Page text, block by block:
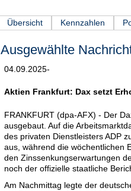
Übersicht Kennzahlen
Ausgewählte
04.09.2025-
Aktien Frankfurt: Dax setzt
FRANKFURT (dpa-AFX) - Der
ausgebaut. Auf die
des privaten Dienstleisters ADP
aus, während die wöchentlichen
den Zinssenkungserwartungen
noch der offizielle staatliche
Am Nachmittag legte der